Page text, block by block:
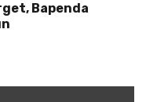
Bapenda